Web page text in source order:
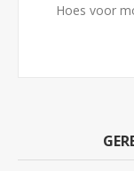
Hoes voor